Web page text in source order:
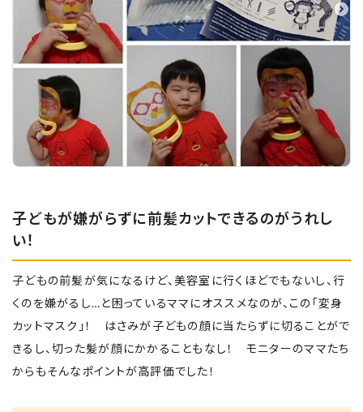
子どもが嫌がらずに前髪カットできるのがうれし
い！
子どもの前髪が気になるけど、美容室に行くほどでもないし、行
くのを嫌がるし…と困っているママにオススメなのが、この「変身
カットマスク」！ はさみが子どもの顔に当たらずに切ることがで
きるし、切った髪が顔にかかることもなし！ モニターのママたち
からもそんなポイントが高評価でした！